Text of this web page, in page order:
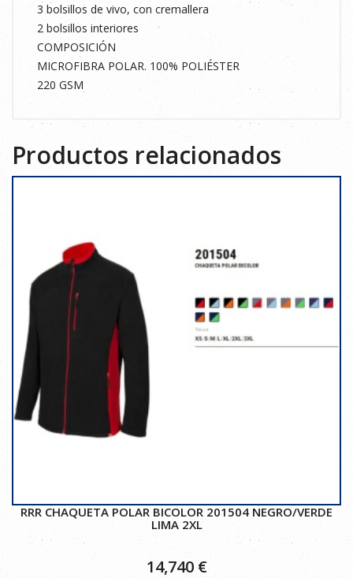
3 bolsillos de vivo, con cremallera
2 bolsillos interiores
COMPOSICIÓN
MICROFIBRA POLAR. 100% POLIÉSTER
220 GSM
Productos relacionados
RRR CHAQUETA POLAR BICOLOR 201504 NEGRO/VERDE
LIMA 2XL
14,740 €